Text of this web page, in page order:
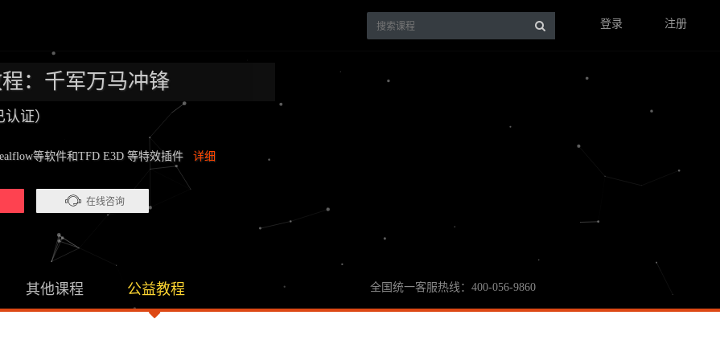
登录 注册
：千军万马冲锋
证）
等软件和TFD E3D 等特效插件 详细
在线咨询
其他课程 公益教程 全国统一客服热线：400-056-9860